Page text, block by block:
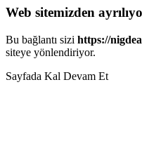
Web sitemizden
Bu bağlantı sizi https://
siteye yönlendiriyor.
Sayfada Kal Devam Et